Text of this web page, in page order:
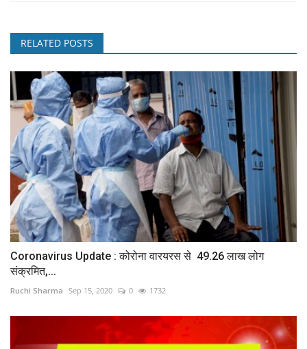
RELATED POSTS
Coronavirus Update : कोरोना वारयरस से 49.26 लाख लोग
संक्रमित,...
Ruchi Sharma Sep 15, 2020 0 1732